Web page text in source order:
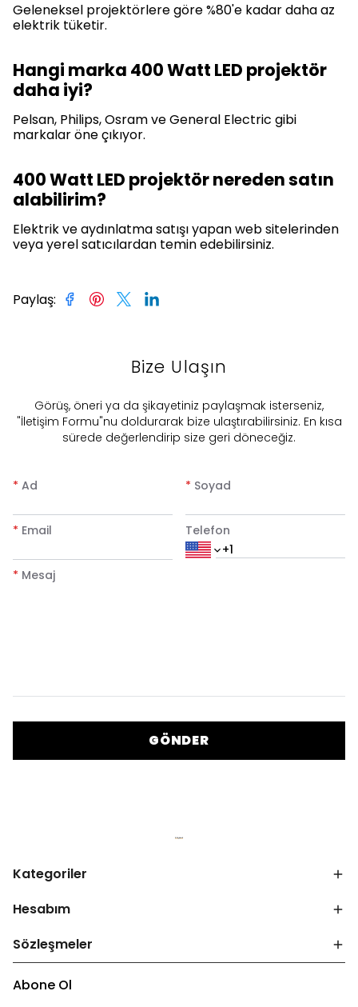
Geleneksel projektörlere göre %80'e kadar daha az
elektrik tüketir.
Hangi marka 400 Watt LED projektör
daha iyi?
Pelsan, Philips, Osram ve General Electric gibi
markalar öne çıkıyor.
400 Watt LED projektör nereden satın
alabilirim?
Elektrik ve aydınlatma satışı yapan web sitelerinden
veya yerel satıcılardan temin edebilirsiniz.
Paylaş:
Bize Ulaşın
​Görüş, öneri ya da şikayetiniz paylaşmak isterseniz,
"İletişim Formu"nu doldurarak bize ulaştırabilirsiniz. En kısa
sürede değerlendirip size geri döneceğiz.
* Ad * Soyad
* Email Telefon
* Mesaj
GÖNDER
Kategoriler
Hesabım
Sözleşmeler
Abone Ol